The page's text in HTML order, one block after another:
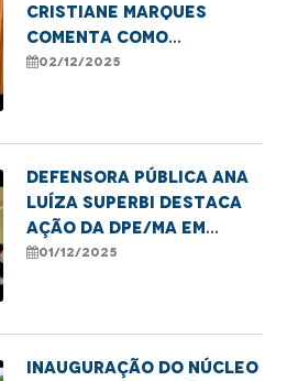
Cristiane Marques
comenta como
dependência emocional
02/12/2025
Defensora Pública Ana
Luíza Superbi destaca
ação da DPE/MA em
Imperatriz em defesa
01/12/2025
Inauguração do Núcleo